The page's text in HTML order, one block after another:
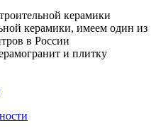
керамики
керамики, имеем один из
в России
и плитку